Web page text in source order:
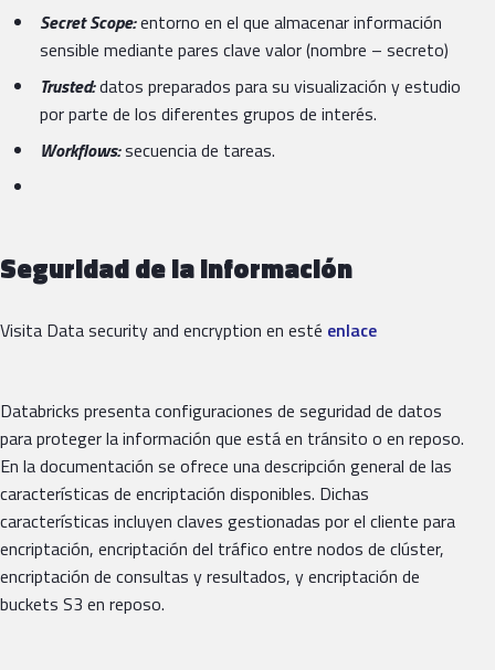
Secret Scope:entorno en el que almacenar información
sensible mediante pares clave valor (nombre – secreto)
Trusted:datos preparados para su visualización y estudio
por parte de los diferentes grupos de interés.
Workflows:secuencia de tareas.
Seguridad de la información
Visita Data security and encryption en esté enlace
Databricks presenta configuraciones de seguridad de datos
para proteger la información que está en tránsito o en reposo.
En la documentación se ofrece una descripción general de las
características de encriptación disponibles. Dichas
características incluyen claves gestionadas por el cliente para
encriptación, encriptación del tráfico entre nodos de clúster,
encriptación de consultas y resultados, y encriptación de
buckets S3 en reposo.